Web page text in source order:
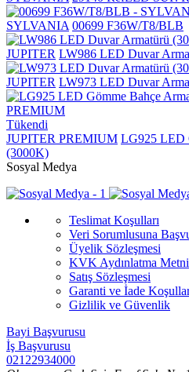
SYLVANIA 00699 F36W/T8/BLB
JUPITER LW986 LED Duvar
JUPITER LW973 LED Duvar
Tükendi
JUPITER PREMIUM LG925 LED
(3000K)
Sosyal Medya
Teslimat Koşulları
Veri Sorumlusuna
Üyelik Sözleşmesi
KVK Aydınlatma Metni
Satış Sözleşmesi
Garanti ve İade
Gizlilik ve Güvenlik
Bayi Başvurusu
İş Başvurusu
02122934000